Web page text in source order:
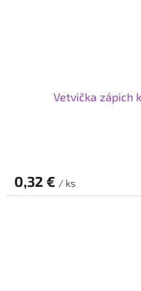
Vetvička zápich
0,32 € / ks